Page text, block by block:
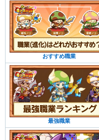
おすすめ職業
最強職業